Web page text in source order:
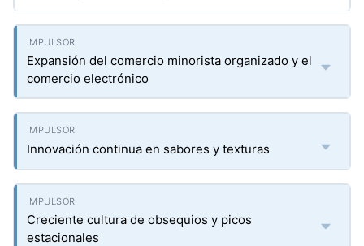
Expansión del comercio minorista organizado y el
comercio electrónico
Innovación continua en sabores y texturas
Creciente cultura de obsequios y picos
estacionales